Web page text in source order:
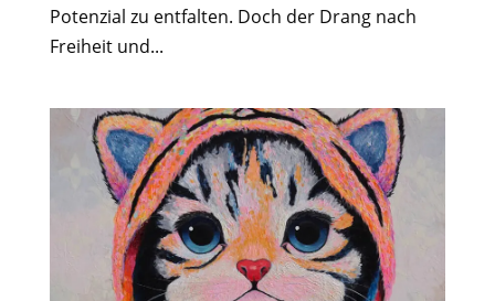
Potenzial zu entfalten. Doch der Drang nach
Freiheit und...